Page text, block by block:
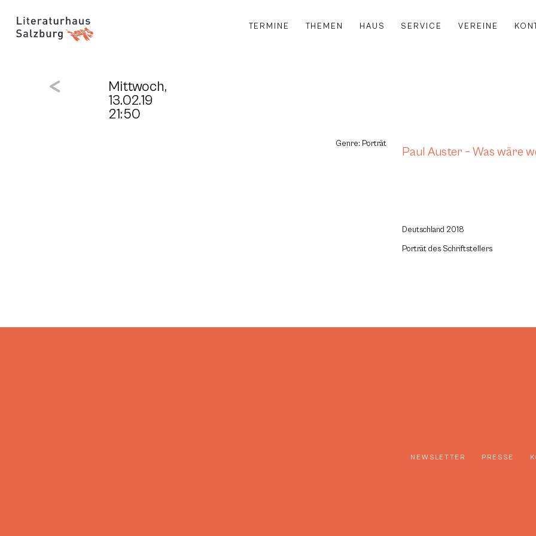
TERMINE THEMEN HAUS SERVICE VEREINE
Mittwoch,
13.02.19
21:50
Genre: Porträt
Paul Auster – Was wäre
Deutschland 2018
Porträt des Schriftstellers
NEWSLETTER PRESSE